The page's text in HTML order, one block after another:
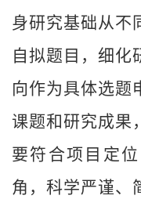
身研究基础从不
自拟题目，细化
向作为具体选题
课题和研究成果
要符合项目定
角，科学严谨、